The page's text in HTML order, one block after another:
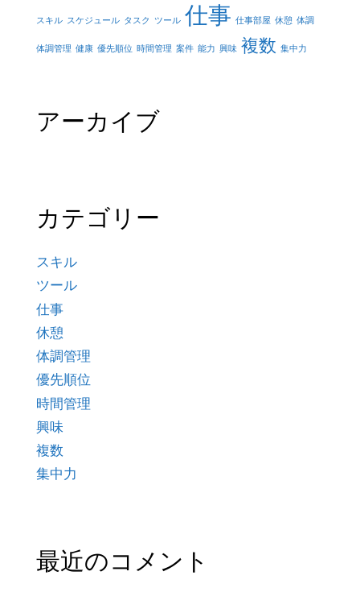
スキル スケジュール タスク ツール 仕事 仕事部屋 休憩 体調
体調管理 健康 優先順位 時間管理 案件 能力 興味 複数 集中力
アーカイブ
カテゴリー
スキル
ツール
仕事
休憩
体調管理
優先順位
時間管理
興味
複数
集中力
最近のコメント